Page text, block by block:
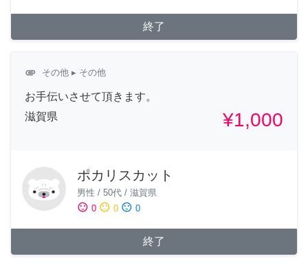
終了
attachment その他 ▸ その他
お手伝いさせて頂きます。
滋賀県
¥1,000
ポカリスカット
男性 / 50代 / 滋賀県
sentiment_satisfied 0 sentiment_neutral 0 sentiment_dissatisfied 0
終了